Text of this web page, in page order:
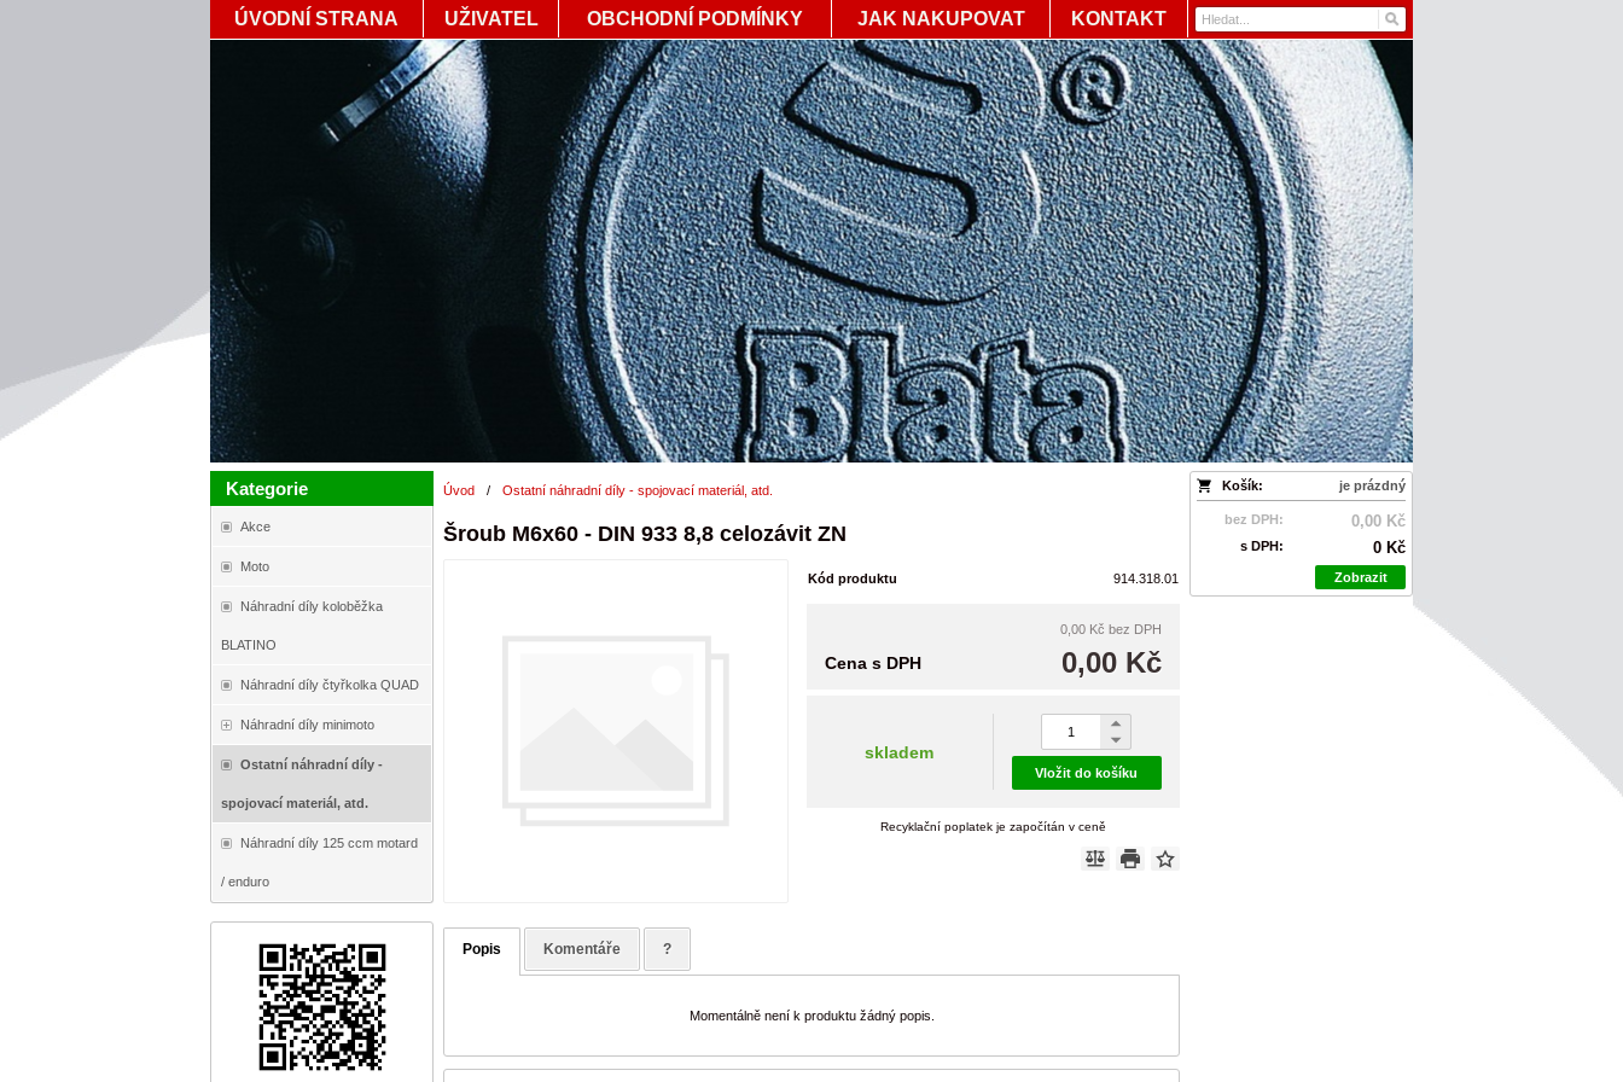
ÚVODNÍ STRANA UŽIVATEL OBCHODNÍ PODMÍNKY JAK NAKUPOVAT KONTAKT
Kategorie
Akce
Moto
Náhradní díly koloběžka
BLATINO
Náhradní díly čtyřkolka QUAD
Náhradní díly minimoto
Ostatní náhradní díly -
spojovací materiál, atd.
Náhradní díly 125 ccm motard
/ enduro
Košík: je prázdný
bez DPH: 0,00 Kč
s DPH: 0 Kč
Zobrazit
Úvod / Ostatní náhradní díly - spojovací materiál, atd.
Šroub M6x60 - DIN 933 8,8 celozávit ZN
Kód produktu 914.318.01
0,00 Kč bez DPH
0,00 Kč
Cena s DPH
skladem
Vložit do košíku
Recyklační poplatek je započítán v ceně
Popis Komentáře ?
Momentálně není k produktu žádný popis.